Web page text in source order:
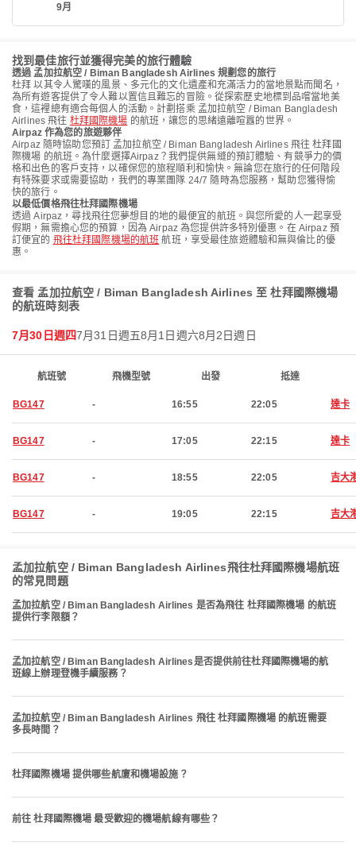
9月
找到最佳旅行並獲得完美的旅行體驗
透過 孟加拉航空 / Biman Bangladesh Airlines 規劃您的旅行
杜拜 以其令人驚嘆的風景、多元化的文化遺產和充滿活力的當地景點而聞名，
為所有遊客提供了令人難以置信且難忘的冒險。從探索歷史地標到品嚐當地美
食，這裡總有適合每個人的活動。計劃搭乘 孟加拉航空 / Biman Bangladesh
Airlines 飛往 杜拜國際機場 的航班，讓您的思緒遠離喧囂的世界。
Airpaz 作為您的旅遊夥伴
Airpaz 隨時協助您預訂 孟加拉航空 / Biman Bangladesh Airlines 飛往 杜拜國
際機場 的航班。為什麼選擇Airpaz？我們提供無縫的預訂體驗、有競爭力的價
格和出色的客戶支持，以確保您的旅程順利和愉快。無論您在旅行的任何階段
有特殊要求或需要協助，我們的專業團隊 24/7 隨時為您服務，幫助您獲得愉
快的旅行。
以最低價格飛往杜拜國際機場
透過 Airpaz，尋找飛往您夢想目的地的最便宜的航班。與您所愛的人一起享受
假期，無需擔心您的預算，因為 Airpaz 為您提供許多特別優惠。在 Airpaz 預
訂便宜的 飛往杜拜國際機場的航班 航班，享受最佳旅遊體驗和無與倫比的優
惠。
查看 孟加拉航空 / Biman Bangladesh Airlines 至 杜拜國際機場
的航班時刻表
7月30日週四7月31日週五8月1日週六8月2日週日
航班號 飛機型號 出發 抵達
BG147 - 16:55 22:05 達卡
BG147 - 17:05 22:15 達卡
BG147 - 18:55 22:05 吉大
BG147 - 19:05 22:15 吉大
孟加拉航空 / Biman Bangladesh Airlines飛往杜拜國際機場航班
的常見問題
孟加拉航空 / Biman Bangladesh Airlines 是否為飛往 杜拜國際機場 的航班
提供行李限額？
孟加拉航空 / Biman Bangladesh Airlines是否提供前往杜拜國際機場的航
班線上辦理登機手續服務？
孟加拉航空 / Biman Bangladesh Airlines 飛往 杜拜國際機場 的航班需要
多長時間？
杜拜國際機場 提供哪些航廈和機場設施？
前往 杜拜國際機場 最受歡迎的機場航線有哪些？